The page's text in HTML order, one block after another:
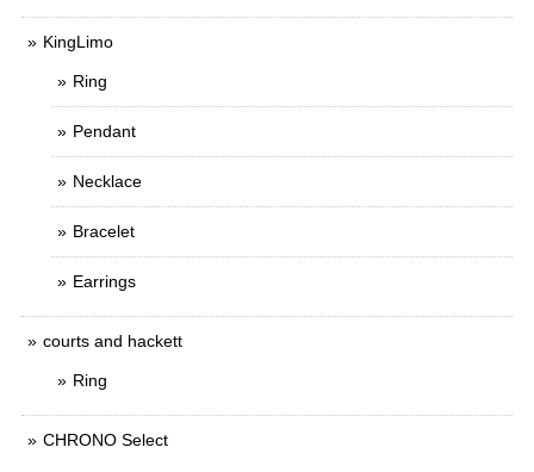
KingLimo
Ring
Pendant
Necklace
Bracelet
Earrings
courts and hackett
Ring
CHRONO Select